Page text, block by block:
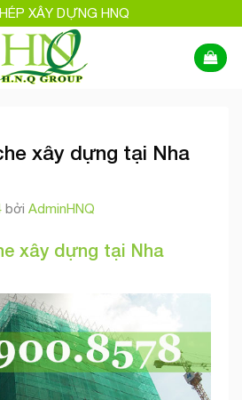
XÂY DỰNG HNQ
xây dựng tại Nha
bởi AdminHNQ
xây dựng tại Nha